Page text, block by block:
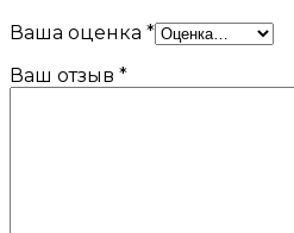
Ваша оценка *
Ваш отзыв *